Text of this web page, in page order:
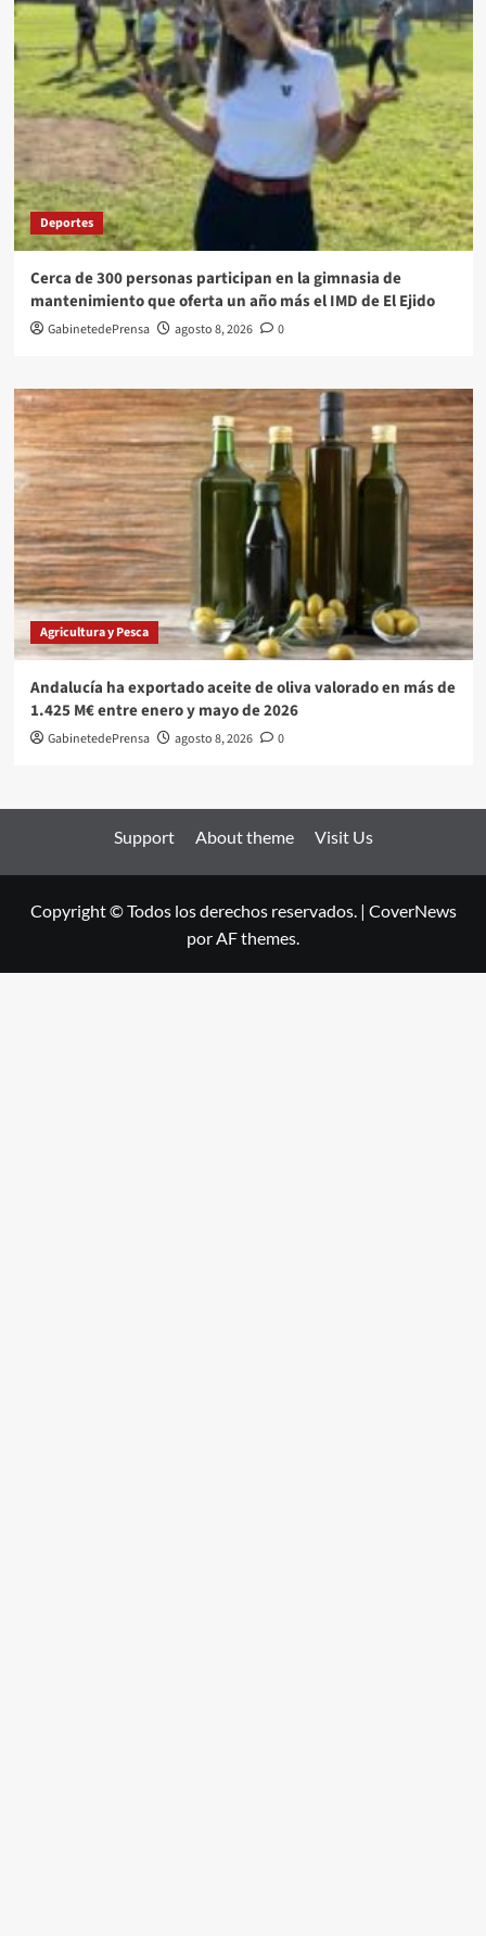
Deportes
Cerca de 300 personas participan en la gimnasia de
mantenimiento que oferta un año más el IMD de El Ejido
GabinetedePrensa agosto 8, 2026 0
Agricultura y Pesca
Andalucía ha exportado aceite de oliva valorado en más de
1.425 M€ entre enero y mayo de 2026
GabinetedePrensa agosto 8, 2026 0
Support About theme Visit Us
Copyright © Todos los derechos reservados. | CoverNews
por AF themes.